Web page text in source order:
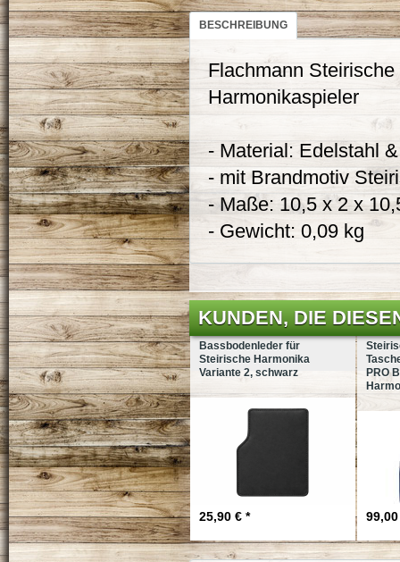
BESCHREIBUNG
Flachmann
Harmonikaspieler
- Material: Edelstahl
- mit Brandmotiv
- Maße: 10,5 x 2 x
- Gewicht: 0,09 kg
KUNDEN, DIE
Bassbodenleder für
Steirische Harmonika
Variante 2, schwarz
25,90 € *
PRO